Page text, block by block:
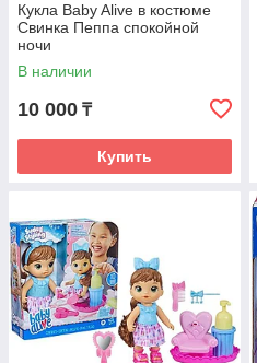
Кукла Baby Alive в костюме
Свинка Пеппа спокойной
ночи
В наличии
10 000 ₸
Купить